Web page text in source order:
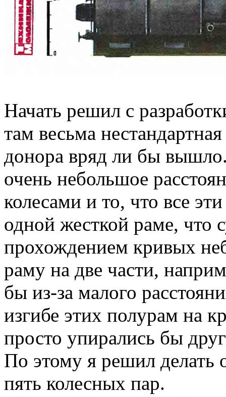
Начать решил с
там весьма
донора вряд ли бы
очень небольшое
колесами и то, что все
одной жесткой раме, что
прохождением кривых
раму на две части,
бы из-за малого
изгибе этих полурам на
просто упирались бы
По этому я решил делать
пять колесных пар.